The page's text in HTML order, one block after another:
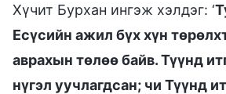
Хүчит Бурхан ингэж хэлдэг: ‘
Есүсийн ажил бүх хүн
аврахын төлөө байв. Түүнд
нүгэл уучлагдсан; чи Түүнд